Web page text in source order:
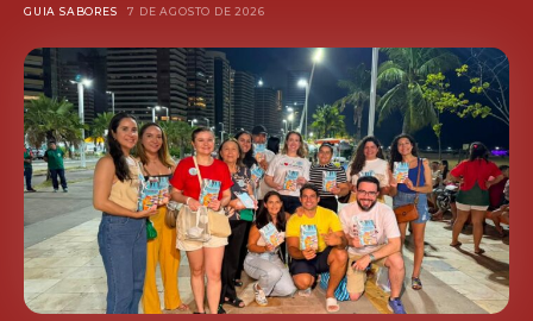
GUIA SABORES 7 DE AGOSTO DE 2026